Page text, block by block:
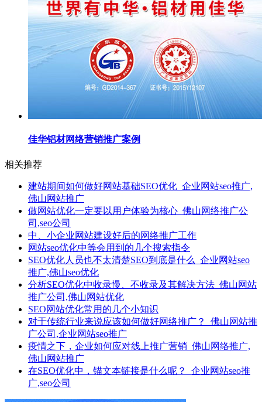
佳华铝材网络营销推广案例
相关推荐
建站期间如何做好网站基础SEO优化_企业网站seo推广,
佛山网站推广
做网站优化一定要以用户体验为核心_佛山网络推广公
司,seo公司
中、小企业网站建设好后的网络推广工作
网站seo优化中等会用到的几个搜索指令
SEO优化人员也不太清楚SEO到底是什么_企业网站seo
推广,佛山seo优化
分析SEO优化中收录慢、不收录及其解决方法_佛山网站
推广公司,佛山网站优化
SEO网站优化常用的几个小知识
对于传统行业来说应该如何做好网络推广？_佛山网站推
广公司,企业网站seo推广
疫情之下，企业如何应对线上推广营销_佛山网络推广,
佛山网站推广
在SEO优化中，锚文本链接是什么呢？_企业网站seo推
广,seo公司